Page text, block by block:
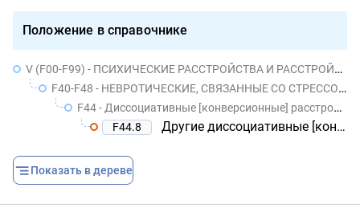
Положение в справочнике
V (F00-F99) - ПСИХИЧЕСКИЕ РАССТРОЙСТВА И РАССТРОЙСТВА ПОВЕДЕНИЯ
F40-F48 - НЕВРОТИЧЕСКИЕ, СВЯЗАННЫЕ СО СТРЕССОМ И СОМАТОФОРМНЫЕ РАССТРОЙСТВА
F44 - Диссоциативные [конверсионные] расстройства
F44.8
Другие диссоциативные [конверсионные] расстройства
Показать в дереве